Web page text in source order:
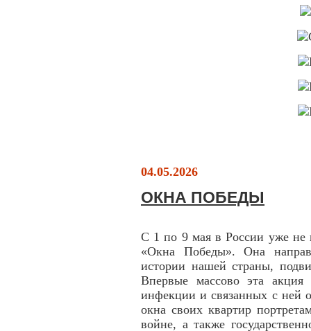
04.05.2026
ОКНА ПОБЕДЫ
С 1 по 9 мая в России уже не
«Окна Победы». Она
истории нашей страны,
Впервые массово эта
инфекции и связанных с ней
окна своих квартир
войне, а также